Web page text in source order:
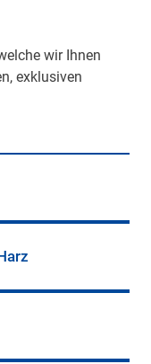
wir Ihnen
exklusiven